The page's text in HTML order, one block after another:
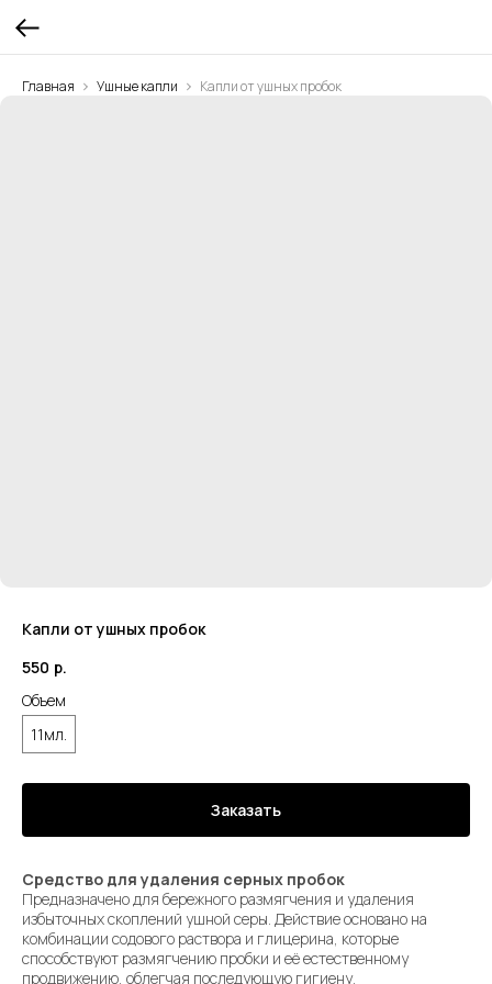
Главная Ушные капли Капли от ушных пробок
Капли от ушных пробок
550 р.
Объем
11мл.
Заказать
Средство для удаления серных пробок
Предназначено для бережного размягчения и удаления
избыточных скоплений ушной серы. Действие основано на
комбинации содового раствора и глицерина, которые
способствуют размягчению пробки и её естественному
продвижению, облегчая последующую гигиену.